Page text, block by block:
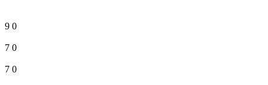
9 0
7 0
7 0